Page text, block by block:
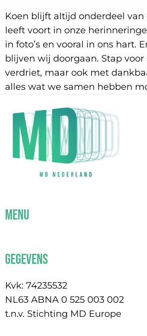
Koen blijft altijd onderdeel van
leeft voort in onze
in foto’s en vooral in ons hart.
blijven wij doorgaan. Stap voor
verdriet, maar ook met
alles wat we samen hebben
Menu
Gegevens
Kvk: 74235532
NL63 ABNA 0 525 003 002
t.n.v. Stichting MD Europe